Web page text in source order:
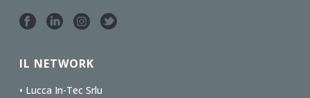
IL NETWORK
• Lucca In-Tec Srlu